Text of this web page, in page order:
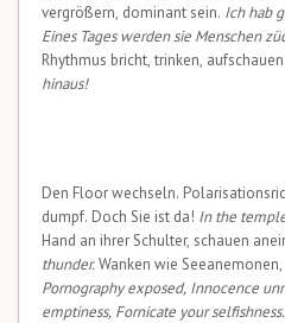
vergrößern, dominant sein. Ich hab
Eines Tages werden sie Menschen
Rhythmus bricht, trinken, aufschauen.
hinaus!
Den Floor wechseln.
dumpf. Doch Sie ist da! In the
Hand an ihrer Schulter, schauen
thunder.Wanken wie Seeanemonen,
Pornography exposed, Innocence
emptiness, Fornicate your selfishness.